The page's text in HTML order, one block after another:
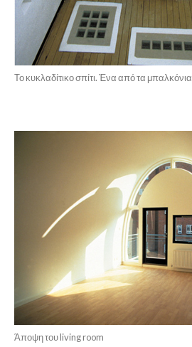
Το κυκλαδίτικο σπίτι. Ένα από τα μπαλκόνια
Άποψη του living room